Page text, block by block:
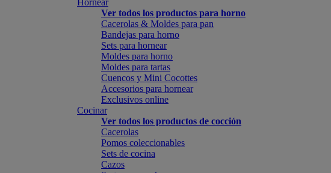
Hornear
Ver todos los productos para horno
Cacerolas & Moldes para pan
Bandejas para horno
Sets para hornear
Moldes para horno
Moldes para tartas
Cuencos y Mini Cocottes
Accesorios para hornear
Exclusivos online
Cocinar
Ver todos los productos de cocción
Cacerolas
Pomos coleccionables
Sets de cocina
Cazos